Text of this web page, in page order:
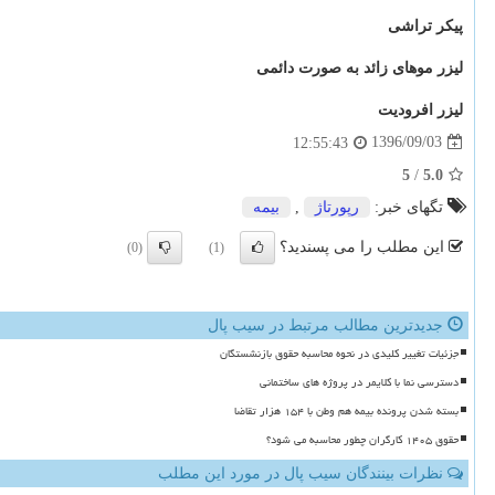
پیکر تراشی
لیزر موهای زائد به صورت دائمی
لیزر افرودیت
1396/09/03
12:55:43
5.0
/
5
تگهای خبر:
رپورتاژ بیمه
این مطلب را می پسندید؟ (1)
(0)
جدیدترین مطالب مرتبط در سیب پال
جزئیات تغییر کلیدی در نحوه محاسبه حقوق بازنشستگان
دسترسی نما با کلایمر در پروژه های ساختمانی
بسته شدن پرونده بیمه هم وطن با ۱۵۴ هزار تقاضا
حقوق ۱۴۰۵ کارگران چطور محاسبه می شود؟
نظرات بینندگان سیب پال در مورد این مطلب